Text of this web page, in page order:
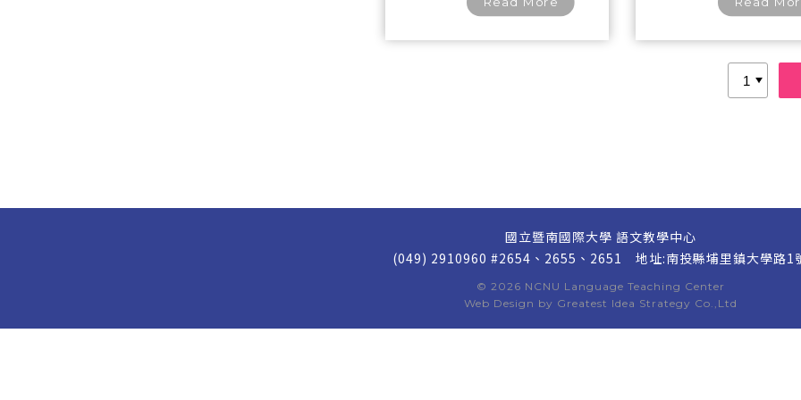
國立暨南國際大學 語文教學中心
(049) 2910960 #2654、2655、2651
地址:南投縣埔里鎮大學路1
© 2026 NCNU Language Teaching Center
Web Design by Greatest Idea Strategy Co.,Ltd